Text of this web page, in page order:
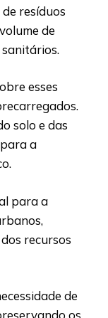
resíduos
de
esses
solo e das
a
para a
recursos
de
os